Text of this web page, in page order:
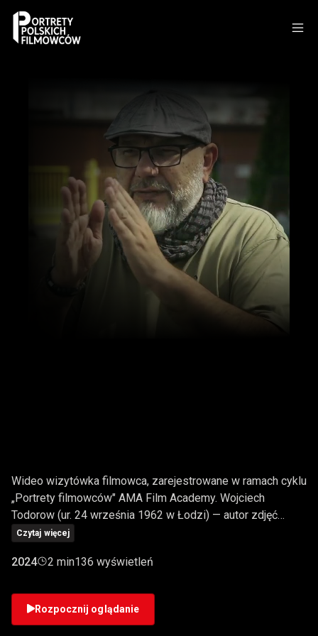
Wideo wizytówka filmowca, zarejestrowane w ramach cyklu
„Portrety filmowców" AMA Film Academy. Wojciech
Todorow (ur. 24 września 1962 w Łodzi) — autor zdjęć
filmowych, operator i reżyser. Członek Stowarzyszenia
Operatorskiego Państwowej Wyższej Szkoły Filmowej,
(dyplom 1987). „Studenci powinni spotykać się z ludźmi,
którzy bezpośrednio schodzą z planów filmowych —
Czytaj więcej
2024 2 min136 wyświetleń
Rozpocznij oglądanie